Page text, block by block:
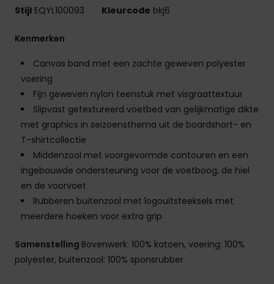
Stijl EQYL100093 Kleurcode bkj6
Kenmerken
Canvas band met een zachte geweven polyester
voering
Fijn geweven nylon teenstuk met visgraattextuur
Slipvast getextureerd voetbed van gelijkmatige dikte
met graphics in seizoensthema uit de boardshort- en
T-shirtcollectie
Middenzool met voorgevormde contouren en een
ingebouwde ondersteuning voor de voetboog, de hiel
en de voorvoet
Rubberen buitenzool met logouitsteeksels met
meerdere hoeken voor extra grip
Samenstelling Bovenwerk: 100% katoen, voering: 100%
polyester, buitenzool: 100% sponsrubber